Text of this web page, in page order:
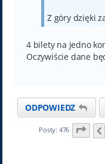
Z góry dzięki
4 bilety na jedno
Oczywiście dane
ODPOWIEDZ
Posty: 476